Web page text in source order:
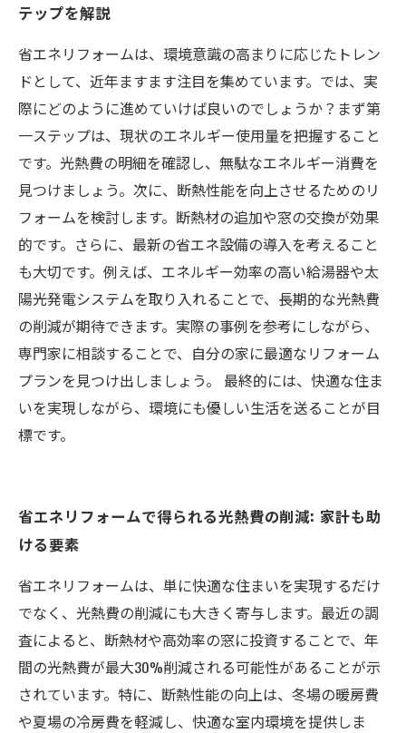
テップを解説
省エネリフォームは、環境意識の高まりに応じたトレン
ドとして、近年ますます注目を集めています。では、実
際にどのように進めていけば良いのでしょうか？まず第
一ステップは、現状のエネルギー使用量を把握すること
です。光熱費の明細を確認し、無駄なエネルギー消費を
見つけましょう。次に、断熱性能を向上させるためのリ
フォームを検討します。断熱材の追加や窓の交換が効果
的です。さらに、最新の省エネ設備の導入を考えること
も大切です。例えば、エネルギー効率の高い給湯器や太
陽光発電システムを取り入れることで、長期的な光熱費
の削減が期待できます。実際の事例を参考にしながら、
専門家に相談することで、自分の家に最適なリフォーム
プランを見つけ出しましょう。 最終的には、快適な住ま
いを実現しながら、環境にも優しい生活を送ることが目
標です。
省エネリフォームで得られる光熱費の削減: 家計も助
ける要素
省エネリフォームは、単に快適な住まいを実現するだけ
でなく、光熱費の削減にも大きく寄与します。最近の調
査によると、断熱材や高効率の窓に投資することで、年
間の光熱費が最大30%削減される可能性があることが示
されています。特に、断熱性能の向上は、冬場の暖房費
や夏場の冷房費を軽減し、快適な室内環境を提供しま